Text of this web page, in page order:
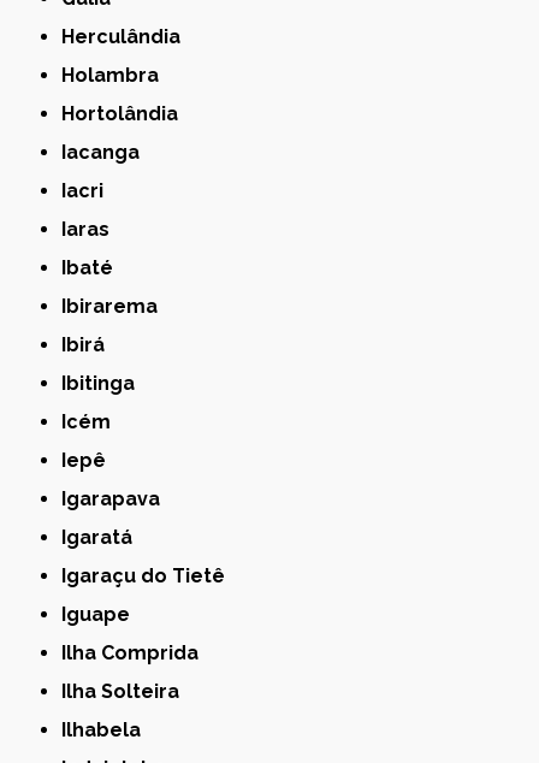
Herculândia
Holambra
Hortolândia
Iacanga
Iacri
Iaras
Ibaté
Ibirarema
Ibirá
Ibitinga
Icém
Iepê
Igarapava
Igaratá
Igaraçu do Tietê
Iguape
Ilha Comprida
Ilha Solteira
Ilhabela